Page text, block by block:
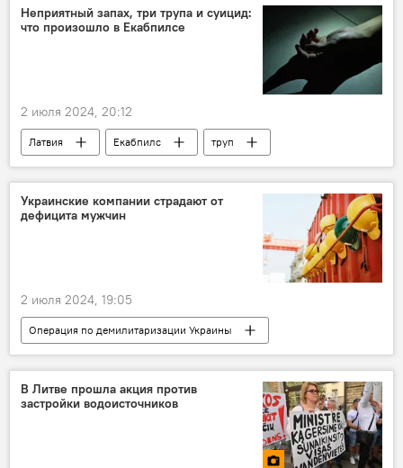
военная техника
вооружения
Ледокол
боевые корабли
Неприятный запах, три трупа и суицид:
что произошло в Екабпилсе
2 июля 2024, 20:12
Латвия Екабпилс
труп
ЧП
трагедия Госполиция
Украинские компании страдают от
дефицита мужчин
2 июля 2024, 19:05
Операция по демилитаризации Украины
Пресс-дайджест
Украина
работники
В Литве прошла акция против
застройки водоисточников